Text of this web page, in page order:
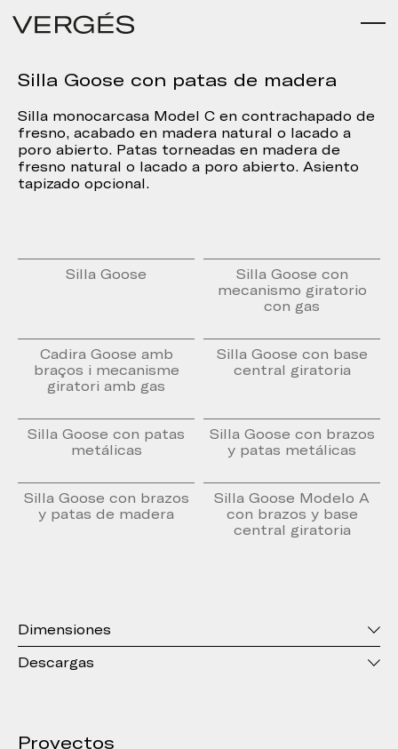
Silla Goose con patas de madera
Silla monocarcasa Model C en contrachapado de
fresno, acabado en madera natural o lacado a
poro abierto. Patas torneadas en madera de
fresno natural o lacado a poro abierto. Asiento
tapizado opcional.
Silla Goose
Silla Goose con
mecanismo giratorio
con gas
Cadira Goose amb
braços i mecanisme
giratori amb gas
Silla Goose con base
central giratoria
Silla Goose con patas
metálicas
Silla Goose con brazos
y patas metálicas
Silla Goose con brazos
y patas de madera
Silla Goose Modelo A
con brazos y base
central giratoria
Dimensiones
Descargas
Proyectos